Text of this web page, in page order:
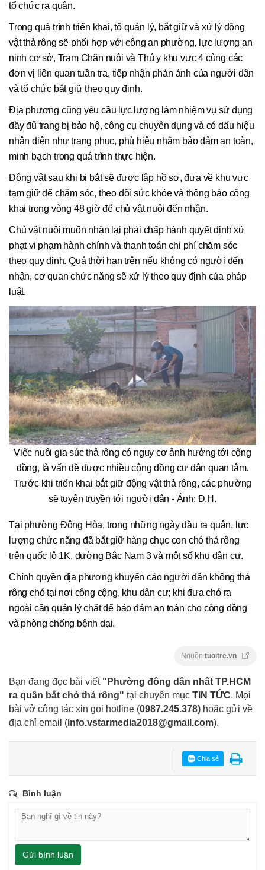
tổ chức ra quân.
Trong quá trình triển khai, tổ quản lý, bắt giữ và xử lý động
vật thả rông sẽ phối hợp với công an phường, lực lượng an
ninh cơ sở, Trạm Chăn nuôi và Thú y khu vực 4 cùng các
đơn vị liên quan tuần tra, tiếp nhận phản ánh của người dân
và tổ chức bắt giữ theo quy định.
Địa phương cũng yêu cầu lực lượng làm nhiệm vụ sử dụng
đầy đủ trang bị bảo hộ, công cụ chuyên dụng và có dấu hiệu
nhận diện như trang phục, phù hiệu nhằm bảo đảm an toàn,
minh bạch trong quá trình thực hiện.
Động vật sau khi bị bắt sẽ được lập hồ sơ, đưa về khu vực
tạm giữ để chăm sóc, theo dõi sức khỏe và thông báo công
khai trong vòng 48 giờ để chủ vật nuôi đến nhận.
Chủ vật nuôi muốn nhận lại phải chấp hành quyết định xử
phạt vi phạm hành chính và thanh toán chi phí chăm sóc
theo quy định. Quá thời hạn trên nếu không có người đến
nhận, cơ quan chức năng sẽ xử lý theo quy định của pháp
luật.
Việc nuôi gia súc thả rông có nguy cơ ảnh hưởng tới cộng
đồng, là vấn đề được nhiều cộng đồng cư dân quan tâm.
Trước khi triển khai bắt giữ động vật thả rông, các phường
sẽ tuyên truyền tới người dân - Ảnh: Đ.H.
Tại phường Đông Hòa, trong những ngày đầu ra quân, lực
lượng chức năng đã bắt giữ hàng chục con chó thả rông
trên quốc lộ 1K, đường Bắc Nam 3 và một số khu dân cư.
Chính quyền địa phương khuyến cáo người dân không thả
rông chó tại nơi công cộng, khu dân cư; khi đưa chó ra
ngoài cần quản lý chặt để bảo đảm an toàn cho cộng đồng
và phòng chống bệnh dại.
Nguồn tuoitre.vn
Bạn đang đọc bài viết "Phường đông dân nhất TP.HCM
ra quân bắt chó thả rông" tại chuyên mục TIN TỨC. Mọi
bài vở cộng tác xin gọi hotline (0987.245.378) hoặc gửi về
địa chỉ email (info.vstarmedia2018@gmail.com).
Chia sẻ
Bình luận
Gửi bình luận